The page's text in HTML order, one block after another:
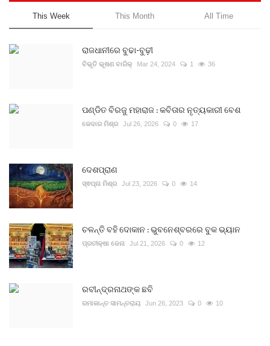
This Week This Month All Time
ରାଜଧାନୀରେ ବୁଢା-ବୁଢ଼ୀ
ବିଭୂତି ଭୂଷଣ ବାରିକ୍ Mar 24, 2024 1 36
ପଣ୍ଡିତ ବିରଜୁ ମହାରାଜ : କବିତାର ନୃତ୍ୟକାରୀ ବେଶ
କେଦାର ମିଶ୍ର Jul 26, 2026 0 17
ଦେଶପ୍ରାଣ
ସ୍ଵପ୍ନା ମିଶ୍ର Jul 23, 2026 0 14
ଚଳନ୍ତି ବହି ଦୋକାନ : ଭୁବନେଶ୍ବରରେ ବୁକ ଭ୍ୟାନ
ପ୍ରତୀକ୍ଷା ଜେନା Jul 21, 2026 0 12
ରବୀନ୍ଦ୍ରନାଥଙ୍କ ଛବି
ରମାକାନ୍ତ ସାମନ୍ତରାୟ Jun 26, 2023 0 10